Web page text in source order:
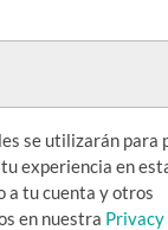
se utilizarán para
experiencia en
a tu cuenta y otros
en nuestra